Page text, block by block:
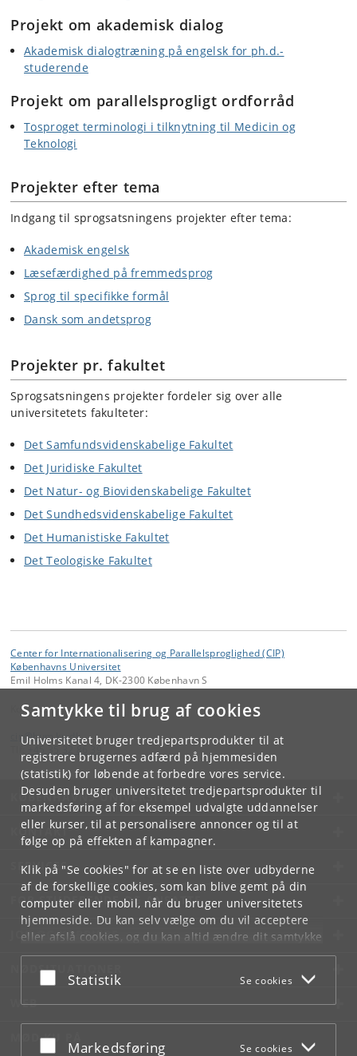
Samtykke til brug af cookies
Universitetet bruger tredjepartsprodukter til at
registrere brugernes adfærd på hjemmesiden
(statistik) for løbende at forbedre vores service.
Desuden bruger universitetet tredjepartsprodukter til
markedsføring af for eksempel udvalgte uddannelser
eller kurser, til at personalisere annoncer og til at
følge op på effekten af kampagner.
Klik på "Se cookies" for at se en liste over udbyderne
af de forskellige cookies, som kan blive gemt på din
computer eller mobil, når du bruger universitetets
hjemmeside. Du kan selv vælge om du vil acceptere
eller afslå cookies, og du kan altid ændre dit samtykke
underCookie- og privatlivspolitiksom du finder i
bunden af hver side.
Acceptér eller afslå
Statistik Se cookies
Acceptér eller afslå
Markedsføring Se cookies
Projekt om akademisk dialog
Akademisk dialogtræning på engelsk for ph.d.-
studerende
Projekt om parallelsprogligt ordforråd
Tosproget terminologi i tilknytning til Medicin og
Teknologi
Projekter efter tema
Indgang til sprogsatsningens projekter efter tema:
Akademisk engelsk
Læsefærdighed på fremmedsprog
Sprog til specifikke formål
Dansk som andetsprog
Projekter pr. fakultet
Sprogsatsningens projekter fordeler sig over alle
universitetets fakulteter:
Det Samfundsvidenskabelige Fakultet
Det Juridiske Fakultet
Det Natur- og Biovidenskabelige Fakultet
Det Sundhedsvidenskabelige Fakultet
Det Humanistiske Fakultet
Det Teologiske Fakultet
Center for Internationalisering og Parallelsproglighed (CIP)
Københavns Universitet
Emil Holms Kanal 4, DK-2300 København S
Kontakt:
cip @hum.ku.dk
KØBENHAVNS UNIVERSITET
KONTAKT
SERVICES
FOR STUDERENDE OG ANSATTE
JOB OG KARRIERE
NØDSITUATIONER
WEB
MØD KU PÅ